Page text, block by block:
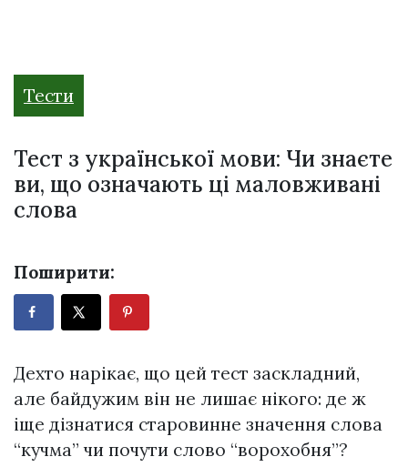
Тести
Тест з української мови: Чи знаєте
ви, що означають ці маловживані
слова
Поширити:
Дехто нарікає, що цей тест заскладний,
але байдужим він не лишає нікого: де ж
іще дізнатися старовинне значення слова
“кучма” чи почути слово “ворохобня”?